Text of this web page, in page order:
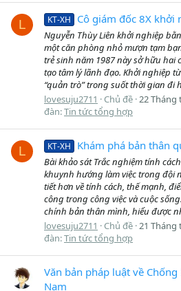
L KT-XH Cô giám đốc 8X khởi
Nguyễn Thùy Liên khởi nghiệp
một căn phòng nhỏ mượn tạm
trẻ sinh năm 1987 này sở hữu hai
tạo tâm lý lãnh đạo. Khởi nghiệp
“quản trò” trong suốt thời gian đi
lovesuju2711
Chủ đề 22 Tháng
đàn:Tin tức tổng hợp
L KT-XH Khám phá bản thân
Bài khảo sát Trắc nghiệm tính
khuynh hướng làm việc trong đội
tiết hơn về tính cách, thế mạnh,
công trong công việc và cuộc
chính bản thân mình, hiểu được
lovesuju2711
Chủ đề 21 Tháng
đàn:Tin tức tổng hợp
Văn bản pháp luật về
Nam